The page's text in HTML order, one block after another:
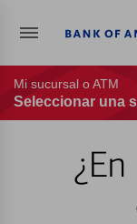
Mi sucursal o ATM
Seleccionar una